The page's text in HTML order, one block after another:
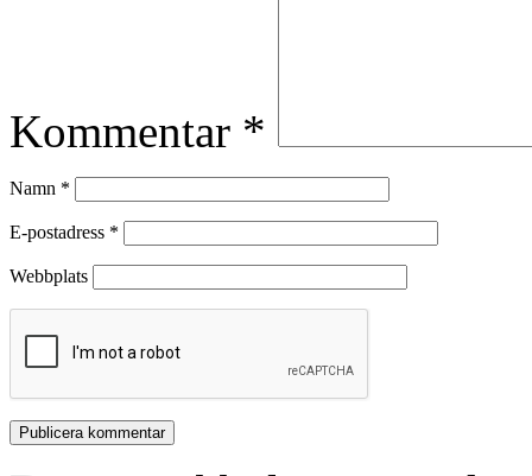
Kommentar *
Namn *
E-postadress *
Webbplats